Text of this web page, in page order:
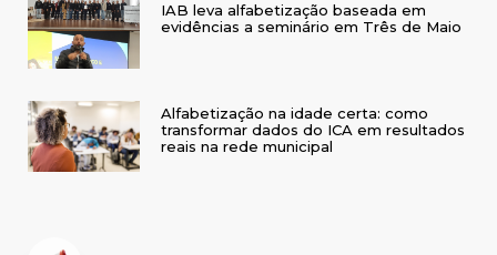
IAB leva alfabetização baseada em
evidências a seminário em Três de Maio
Alfabetização na idade certa: como
transformar dados do ICA em resultados
reais na rede municipal